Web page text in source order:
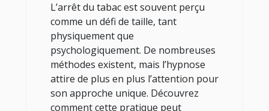
L’arrêt du tabac est souvent perçu
comme un défi de taille, tant
physiquement que
psychologiquement. De nombreuses
méthodes existent, mais l’hypnose
attire de plus en plus l’attention pour
son approche unique. Découvrez
comment cette pratique peut